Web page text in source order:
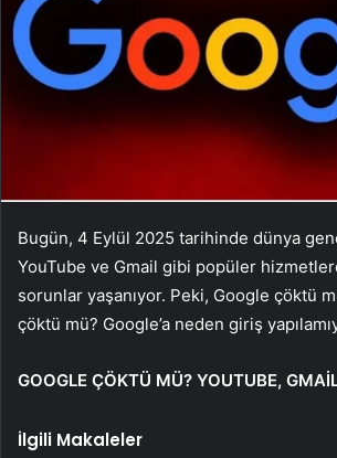
Bugün, 4 Eylül 2025 tarihinde dünya
YouTube ve Gmail gibi popüler
sorunlar yaşanıyor. Peki, Google çöktü
çöktü mü? Google’a neden giriş
GOOGLE ÇÖKTÜ MÜ? YOUTUBE,
İlgili Makaleler